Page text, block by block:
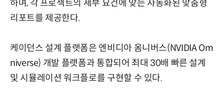
하며, 각 프로젝트의 세부 요건에 맞는 자동화된 맞춤형
리포트를 제공한다.
케이던스 설계 플랫폼은 엔비디아 옴니버스(NVIDIA Om
niverse) 개발 플랫폼과 통합되어 최대 30배 빠른 설계
및 시뮬레이션 워크플로를 구현할 수 있다.